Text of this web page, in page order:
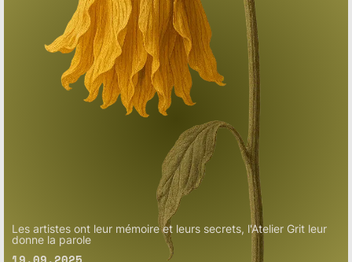
Les artistes ont leur mémoire et leurs secrets, l'Atelier Grit leur
donne la parole